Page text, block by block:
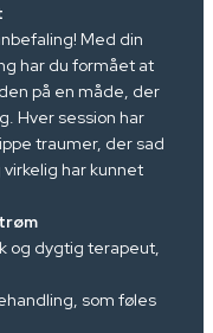
Med din
har du formået at
på en måde, der
Hver session har
traumer, der sad
har kunnet
og dygtig terapeut,
som føles